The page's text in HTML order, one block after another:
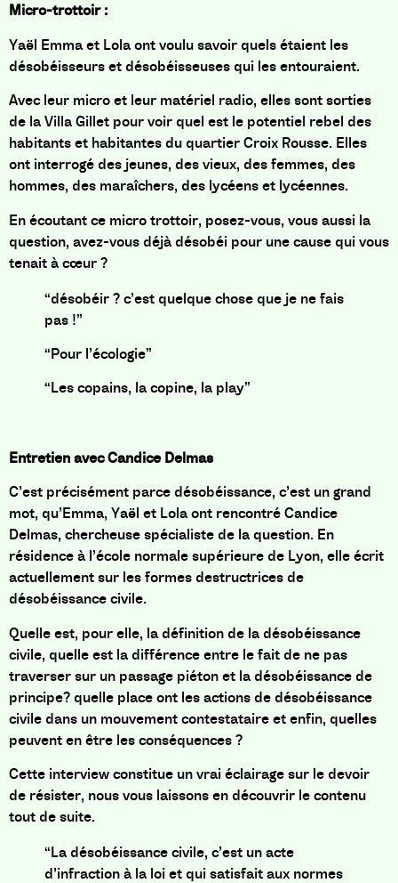
Micro-trottoir :
Yaël Emma et Lola ont voulu savoir quels étaient les
désobéisseurs et désobéisseuses qui les entouraient.
Avec leur micro et leur matériel radio, elles sont sorties
de la Villa Gillet pour voir quel est le potentiel rebel des
habitants et habitantes du quartier Croix Rousse. Elles
ont interrogé des jeunes, des vieux, des femmes, des
hommes, des maraîchers, des lycéens et lycéennes.
En écoutant ce micro trottoir, posez-vous, vous aussi la
question, avez-vous déjà désobéi pour une cause qui vous
tenait à cœur ?
“désobéir ? c’est quelque chose que je ne fais
pas !”
“Pour l’écologie”
“Les copains, la copine, la play”
Entretien avec Candice Delmas
C’est précisément parce désobéissance, c’est un grand
mot, qu’Emma, Yaël et Lola ont rencontré Candice
Delmas, chercheuse spécialiste de la question. En
résidence à l’école normale supérieure de Lyon, elle écrit
actuellement sur les formes destructrices de
désobéissance civile.
Quelle est, pour elle, la définition de la désobéissance
civile, quelle est la différence entre le fait de ne pas
traverser sur un passage piéton et la désobéissance de
principe? quelle place ont les actions de désobéissance
civile dans un mouvement contestataire et enfin, quelles
peuvent en être les conséquences ?
Cette interview constitue un vrai éclairage sur le devoir
de résister, nous vous laissons en découvrir le contenu
tout de suite.
“La désobéissance civile, c’est un acte
d’infraction à la loi et qui satisfait aux normes